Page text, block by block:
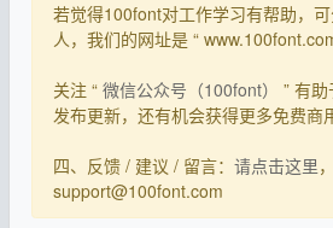
若觉得100font对工作学习有帮助，
人，我们的网址是 “ www.100font.com
关注 “ 微信公众号（100font）
” 有
发布更新，还有机会获得更多免费商
四、反馈 / 建议 / 留言： 请点击这里
support@100font.com